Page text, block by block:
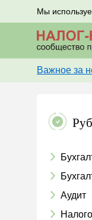
Мы
Важное за
Аудит